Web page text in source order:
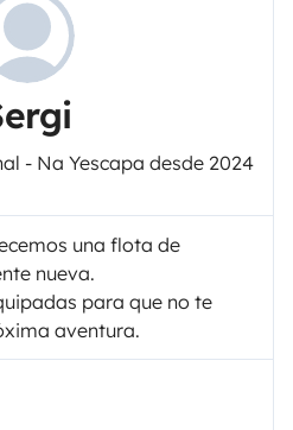
- Na Yescapa desde 2024
una flota de
nueva.
para que no te
aventura.